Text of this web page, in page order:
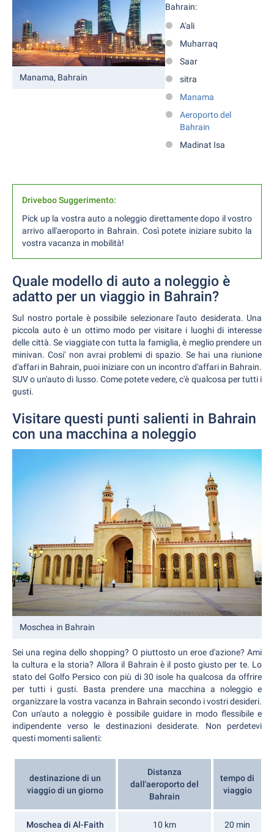
Manama, Bahrain
Bahrain:
A'ali
Muharraq
Saar
sitra
Manama
Aeroporto del
Bahrain
Madinat Isa
Driveboo Suggerimento:
Pick up la vostra auto a noleggio direttamente dopo il vostro
arrivo all'aeroporto in Bahrain. Così potete iniziare subito la
vostra vacanza in mobilità!
Quale modello di auto a noleggio è
adatto per un viaggio in Bahrain?
Sul nostro portale è possibile selezionare l'auto desiderata. Una
piccola auto è un ottimo modo per visitare i luoghi di interesse
delle città. Se viaggiate con tutta la famiglia, è meglio prendere un
minivan. Cosi' non avrai problemi di spazio. Se hai una riunione
d'affari in Bahrain, puoi iniziare con un incontro d'affari in Bahrain.
SUV o un'auto di lusso. Come potete vedere, c'è qualcosa per tutti i
gusti.
Visitare questi punti salienti in Bahrain
con una macchina a noleggio
Moschea in Bahrain
Sei una regina dello shopping? O piuttosto un eroe d'azione? Ami
la cultura e la storia? Allora il Bahrain è il posto giusto per te. Lo
stato del Golfo Persico con più di 30 isole ha qualcosa da offrire
per tutti i gusti. Basta prendere una macchina a noleggio e
organizzare la vostra vacanza in Bahrain secondo i vostri desideri.
Con un'auto a noleggio è possibile guidare in modo flessibile e
indipendente verso le destinazioni desiderate. Non perdetevi
questi momenti salienti:
destinazione di un
viaggio di un giorno
Distanza
dall'aeroporto del
Bahrain
tempo di
viaggio
Moschea di Al-Faith 10 km 20 min